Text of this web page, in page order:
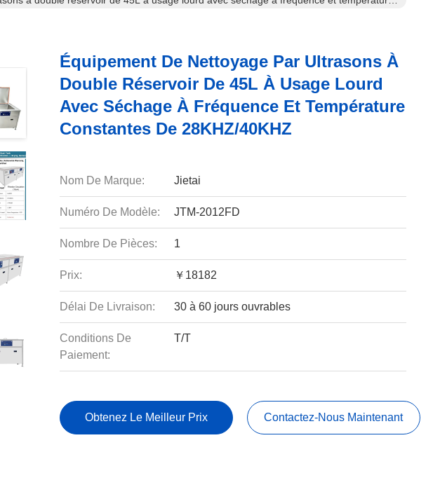
Équipement De Nettoyage Par Ultrasons À
Double Réservoir De 45L À Usage Lourd
Avec Séchage À Fréquence Et Température
Constantes De 28KHZ/40KHZ
Nom De Marque: Jietai
Numéro De Modèle: JTM-2012FD
Nombre De Pièces: 1
Prix: ￥18182
Délai De Livraison: 30 à 60 jours ouvrables
Conditions De
Paiement:
T/T
Obtenez Le Meilleur Prix Contactez-Nous Maintenant